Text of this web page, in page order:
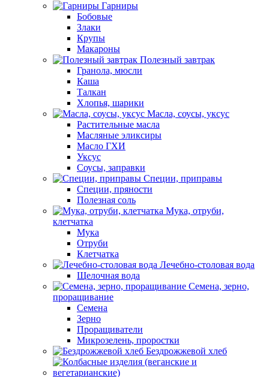
Гарниры
Бобовые
Злаки
Крупы
Макароны
Полезный завтрак
Гранола, мюсли
Каша
Талкан
Хлопья, шарики
Масла, соусы, уксус
Растительные масла
Масляные эликсиры
Масло ГХИ
Уксус
Соусы, заправки
Специи, приправы
Специи, пряности
Полезная соль
Мука, отруби,
клетчатка
Мука
Отруби
Клетчатка
Лечебно-столовая вода
Щелочная вода
Семена, зерно,
проращивание
Семена
Зерно
Проращиватели
Микрозелень, проростки
Бездрожжевой хлеб